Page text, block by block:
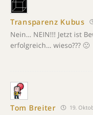
Transparenz Kubus
Nein… NEIN!!! Jetzt ist
erfolgreich… wieso??? 🙁
Tom Breiter 19.